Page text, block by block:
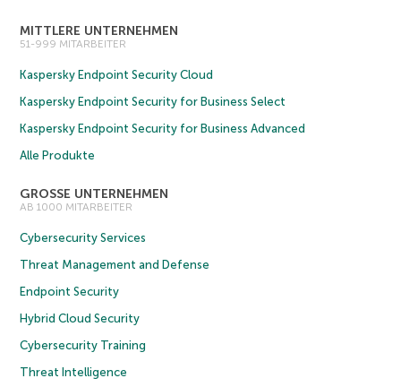
MITTLERE UNTERNEHMEN
51-999 MITARBEITER
Kaspersky Endpoint Security Cloud
Kaspersky Endpoint Security for Business Select
Kaspersky Endpoint Security for Business Advanced
Alle Produkte
GROSSE UNTERNEHMEN
AB 1000 MITARBEITER
Cybersecurity Services
Threat Management and Defense
Endpoint Security
Hybrid Cloud Security
Cybersecurity Training
Threat Intelligence